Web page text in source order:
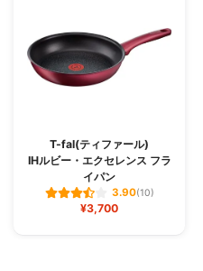
T-fal(ティファール)
IHルビー・エクセレンス フラ
イパン
3.90(10)
¥3,700